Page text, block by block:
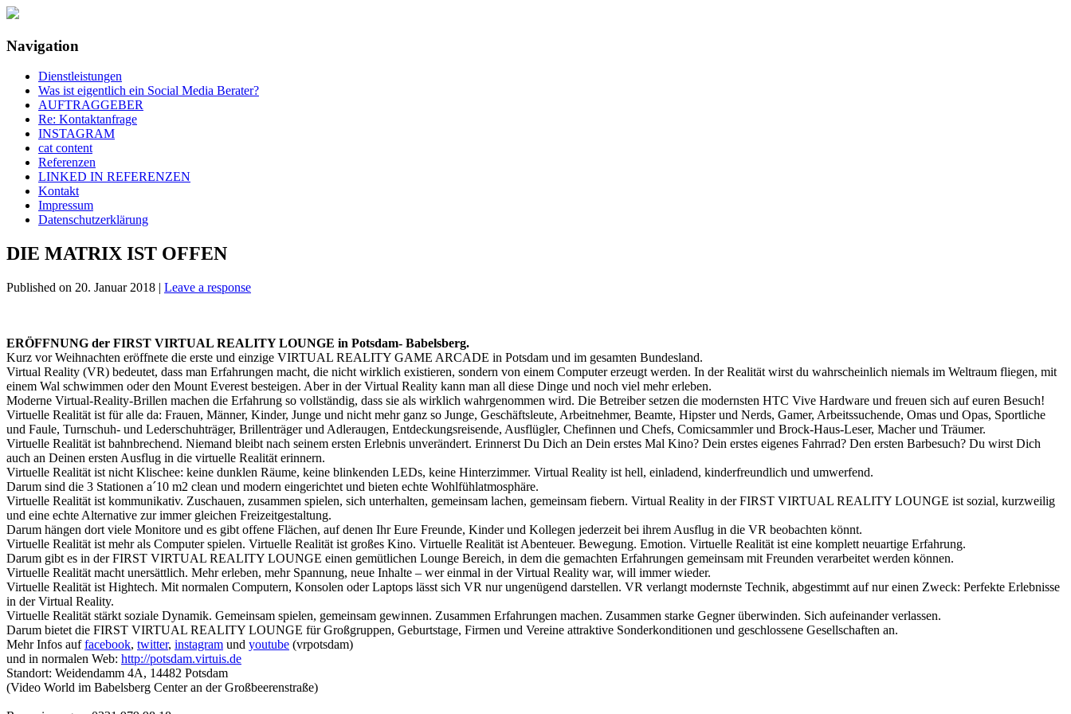
klisch.net
social media rockt
Navigation
Dienstleistungen
Was ist eigentlich ein Social Media Berater?
AUFTRAGGEBER
Re: Kontaktanfrage
INSTAGRAM
cat content
Referenzen
LINKED IN REFERENZEN
Kontakt
Impressum
Datenschutzerklärung
DIE MATRIX IST OFFEN
Published on 20. Januar 2018 | Leave a response
ERÖFFNUNG der FIRST VIRTUAL REALITY LOUNGE in Potsdam- Babelsberg.
Kurz vor Weihnachten eröffnete die erste und einzige VIRTUAL REALITY GAME ARCADE in Potsdam und im gesamten Bundesland.
Virtual Reality (VR) bedeutet, dass man Erfahrungen macht, die nicht wirklich existieren, sondern von einem Computer erzeugt werden. In der Realität wirst du wahrscheinlich niemals im Weltraum fliegen, mit
einem Wal schwimmen oder den Mount Everest besteigen. Aber in der Virtual Reality kann man all diese Dinge und noch viel mehr erleben.
Moderne Virtual-Reality-Brillen machen die Erfahrung so vollständig, dass sie als wirklich wahrgenommen wird. Die Betreiber setzen die modernsten HTC Vive Hardware und freuen sich auf euren Besuch!
Virtuelle Realität ist für alle da: Frauen, Männer, Kinder, Junge und nicht mehr ganz so Junge, Geschäftsleute, Arbeitnehmer, Beamte, Hipster und Nerds, Gamer, Arbeitssuchende, Omas und Opas, Sportliche
und Faule, Turnschuh- und Lederschuhträger, Brillenträger und Adleraugen, Entdeckungsreisende, Ausflügler, Chefinnen und Chefs, Comicsammler und Brock-Haus-Leser, Macher und Träumer.
Virtuelle Realität ist bahnbrechend. Niemand bleibt nach seinem ersten Erlebnis unverändert. Erinnerst Du Dich an Dein erstes Mal Kino? Dein erstes eigenes Fahrrad? Den ersten Barbesuch? Du wirst Dich
auch an Deinen ersten Ausflug in die virtuelle Realität erinnern.
Virtuelle Realität ist nicht Klischee: keine dunklen Räume, keine blinkenden LEDs, keine Hinterzimmer. Virtual Reality ist hell, einladend, kinderfreundlich und umwerfend.
Darum sind die 3 Stationen a´10 m2 clean und modern eingerichtet und bieten echte Wohlfühlatmosphäre.
Virtuelle Realität ist kommunikativ. Zuschauen, zusammen spielen, sich unterhalten, gemeinsam lachen, gemeinsam fiebern. Virtual Reality in der FIRST VIRTUAL REALITY LOUNGE ist sozial, kurzweilig
und eine echte Alternative zur immer gleichen Freizeitgestaltung.
Darum hängen dort viele Monitore und es gibt offene Flächen, auf denen Ihr Eure Freunde, Kinder und Kollegen jederzeit bei ihrem Ausflug in die VR beobachten könnt.
Virtuelle Realität ist mehr als Computer spielen. Virtuelle Realität ist großes Kino. Virtuelle Realität ist Abenteuer. Bewegung. Emotion. Virtuelle Realität ist eine komplett neuartige Erfahrung.
Darum gibt es in der FIRST VIRTUAL REALITY LOUNGE einen gemütlichen Lounge Bereich, in dem die gemachten Erfahrungen gemeinsam mit Freunden verarbeitet werden können.
Virtuelle Realität macht unersättlich. Mehr erleben, mehr Spannung, neue Inhalte – wer einmal in der Virtual Reality war, will immer wieder.
Virtuelle Realität ist Hightech. Mit normalen Computern, Konsolen oder Laptops lässt sich VR nur ungenügend darstellen. VR verlangt modernste Technik, abgestimmt auf nur einen Zweck: Perfekte Erlebnisse
in der Virtual Reality.
Virtuelle Realität stärkt soziale Dynamik. Gemeinsam spielen, gemeinsam gewinnen. Zusammen Erfahrungen machen. Zusammen starke Gegner überwinden. Sich aufeinander verlassen.
Darum bietet die FIRST VIRTUAL REALITY LOUNGE für Großgruppen, Geburtstage, Firmen und Vereine attraktive Sonderkonditionen und geschlossene Gesellschaften an.
Mehr Infos auffacebook, twitter, instagram und youtube (vrpotsdam)
und in normalen Web: http://potsdam.virtuis.de
Standort: Weidendamm 4A, 14482 Potsdam
(Video World im Babelsberg Center an der Großbeerenstraße)